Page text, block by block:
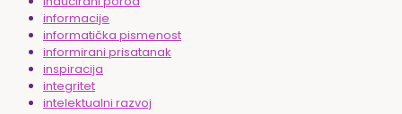
informacije
informatička pismenost
informirani prisatanak
inspiracija
integritet
intelektualni razvoj